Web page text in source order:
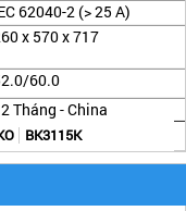
62040-2 (> 25 A)
x 570 x 717
60.0
Tháng - China
BK3115K